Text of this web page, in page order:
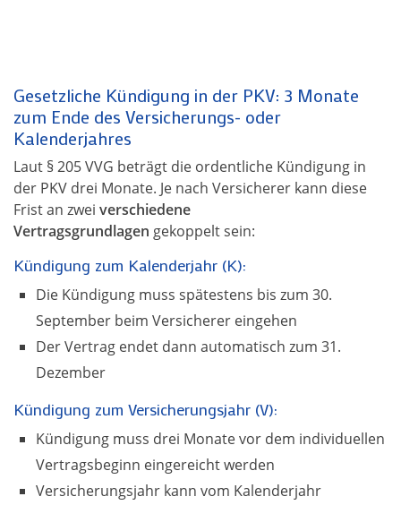
Gesetzliche Kündigung in der PKV: 3 Monate
zum Ende des Versicherungs- oder
Kalenderjahres
Laut § 205 VVG beträgt die ordentliche Kündigung in
der PKV drei Monate. Je nach Versicherer kann diese
Frist an zwei verschiedene
Vertragsgrundlagen gekoppelt sein:
Kündigung zum Kalenderjahr (K):
Die Kündigung muss spätestens bis zum 30.
September beim Versicherer eingehen
Der Vertrag endet dann automatisch zum 31.
Dezember
Kündigung zum Versicherungsjahr (V):
Kündigung muss drei Monate vor dem individuellen
Vertragsbeginn eingereicht werden
Versicherungsjahr kann vom Kalenderjahr